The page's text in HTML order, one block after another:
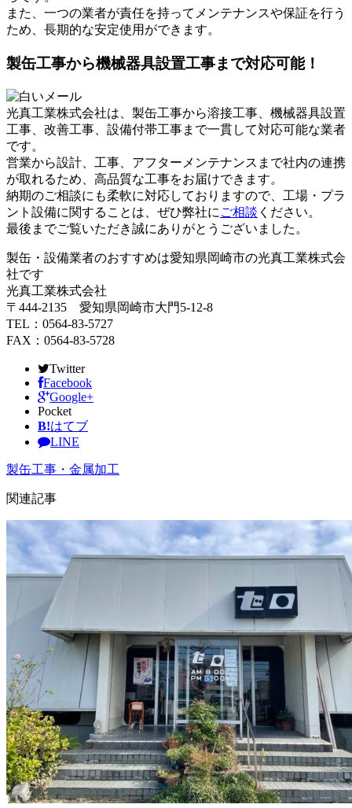
また、一つの業者が責任を持ってメンテナンスや保証を行う
ため、長期的な安定使用ができます。
製缶工事から機械器具設置工事まで対応可能！
光真工業株式会社は、製缶工事から溶接工事、機械器具設置
工事、改善工事、設備付帯工事まで一貫して対応可能な業者
です。
営業から設計、工事、アフターメンテナンスまで社内の連携
が取れるため、高品質な工事をお届けできます。
納期のご相談にも柔軟に対応しておりますので、工場・プラ
ント設備に関することは、ぜひ弊社に ご相談 ください。
最後までご覧いただき誠にありがとうございました。
製缶・設備業者のおすすめは愛知県岡崎市の光真工業株式会
社です
光真工業株式会社
〒444-2135 愛知県岡崎市大門5-12-8
TEL：0564-83-5727
FAX：0564-83-5728
Twitter
Facebook
Google+
Pocket
B!はてブ
LINE
製缶工事・金属加工
関連記事